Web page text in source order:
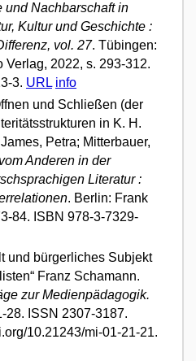
und Nachbarschaft in
Kultur und Geschichte :
vol. 27. Tübingen:
Verlag, 2022, s. 293-312.
3. URL info
und Schließen (der
in K. H.
Petra; Mitterbauer,
Anderen in der
Literatur :
. Berlin: Frank
84. ISBN 978-3-7329-
und bürgerliches Subjekt
Franz Schamann.
zur Medienpädagogik.
28. ISSN 2307-3187.
10.21243/mi-01-21-21.